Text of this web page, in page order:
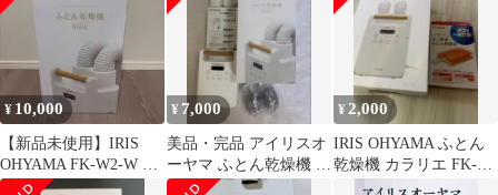
¥ 10,000
【新品未使用】IRIS
OHYAMA FK-W2-W 布
団乾燥機 カラリエ
¥ 7,000
美品・完品 アイリスオ
ーヤマ ふとん乾燥機 カ
ラリエ ツインノズル
¥ 2,000
IRIS OHYAMA ふとん
乾燥機 カラリエ FK-
W2-W 両方未開封袋付